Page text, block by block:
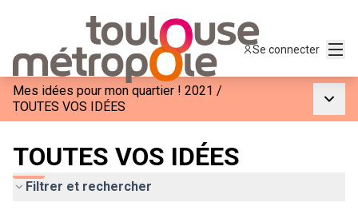
Se connecter
Mes idées pour mon quartier ! 2021 /
TOUTES VOS IDÉES
TOUTES VOS IDÉES
Filtrer et rechercher